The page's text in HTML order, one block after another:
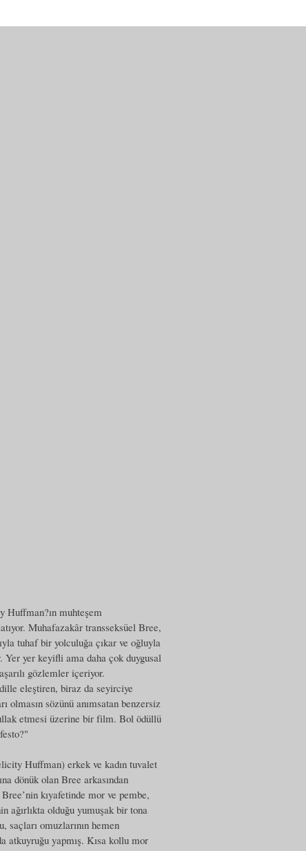
Huffman?ın muhteşem
Muhafazakâr transseksüel Bree,
tuhaf bir yolculuğa çıkar ve oğluyla
yer keyifli ama daha çok duygusal
gözlemler içeriyor.
eleştiren, biraz da seyirciye
olmasın sözünü anımsatan benzersiz
etmesi üzerine bir film. Bol ödüllü
Huffman) erkek ve kadın tuvalet
dönük olan Bree arkasından
kıyafetinde mor ve pembe,
ağırlıkta olduğu yumuşak bir tona
omuzlarının hemen
atkuyruğu yapmış. Kısa kollu mor